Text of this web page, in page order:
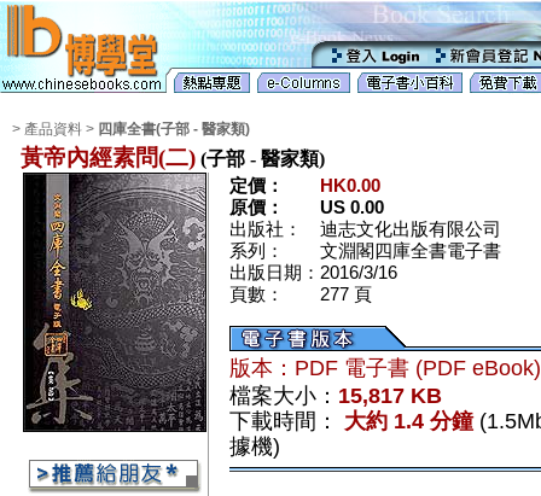
> 產品資料 > 四庫全書(子部 - 醫家類)
黃帝內經素問(二) (子部 - 醫家類)
定價：
HK0.00
原價：
US 0.00
出版社：
迪志文化出版有限公司
系列：
文淵閣四庫全書電子書
出版日期： 2016/3/16
頁數：
277 頁
版本：PDF 電子書 (PDF
檔案大小： 15,817 KB
下載時間：
大約 1.4 分鐘
據機)